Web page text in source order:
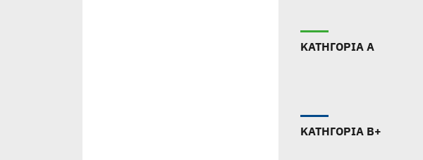
ΚΑΤΗΓΟΡΙΑ Α
ΚΑΤΗΓΟΡΙΑ B+